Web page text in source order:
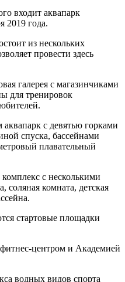
входит аквапарк
2019 года.
из нескольких
провести здесь
галерея с магазинчиками
для тренировок
аквапарк с девятью горками
спуска, бассейнами
плавательный
с несколькими
соляная комната, детская
стартовые площадки
центром и Академией
водных видов спорта